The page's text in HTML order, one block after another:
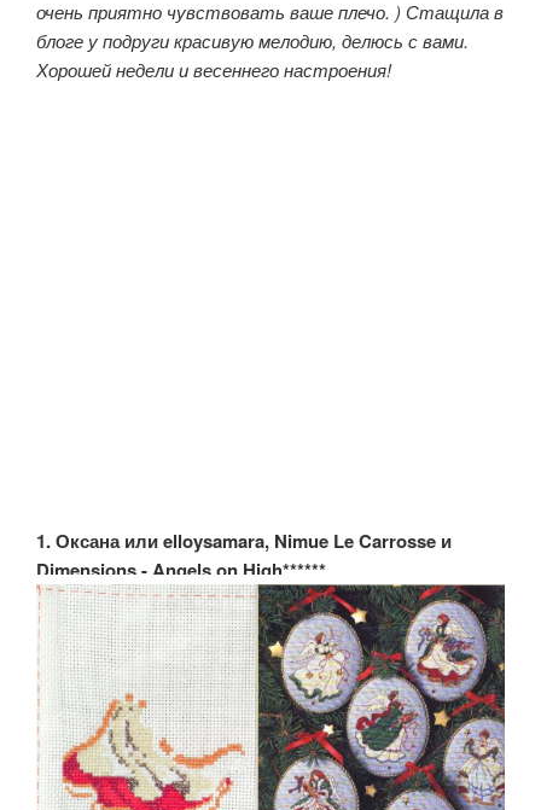
очень приятно чувствовать ваше плечо. ) Стащила в
блоге у подруги красивую мелодию, делюсь с вами.
Хорошей недели и весеннего настроения!
1. Оксана или elloysamara, Nimue Le Carrosse и
Dimensions - Angels on High******